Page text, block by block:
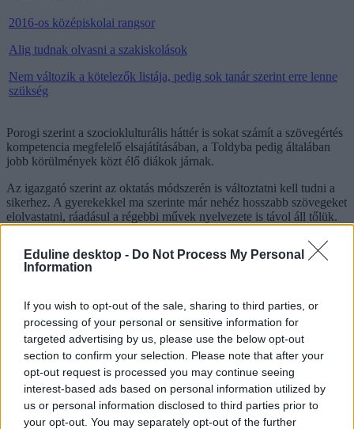
Eduline desktop - Do Not Process My Personal
Information
If you wish to opt-out of the sale, sharing to third parties, or
processing of your personal or sensitive information for
targeted advertising by us, please use the below opt-out
section to confirm your selection. Please note that after your
opt-out request is processed you may continue seeing
interest-based ads based on personal information utilized by
us or personal information disclosed to third parties prior to
your opt-out. You may separately opt-out of the further
2016-os középiskolai rangsor
Alig tudnak olvasni a szakiskolások
Nem változik a kötelezők listája, pedig sok tanár szerint erre lenne
szükség
Porogi szerint a szocioklulturális háttér is sokat számít a szövegértés
kompetencia megfelelő elsajátításában, a Toldyba pedig általában
jobb körülmények közt élő diákok járnak.
Az igazgató szerint az oktatás módszerén is változtatni kell tudni a
sikerhez. A gyerekekkel ma szerinte már nehéz hosszabb szövegeket
elolvastatni, ráadásul a régebbi művek nyelvezete is távol áll tőlük.
szövegértés
Magyar Nemzet
HVG középiskolai rangsor 2016
Hozzászólások